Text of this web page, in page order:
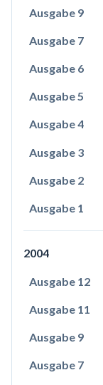
Ausgabe 9
Ausgabe 7
Ausgabe 6
Ausgabe 5
Ausgabe 4
Ausgabe 3
Ausgabe 2
Ausgabe 1
2004
Ausgabe 12
Ausgabe 11
Ausgabe 9
Ausgabe 7